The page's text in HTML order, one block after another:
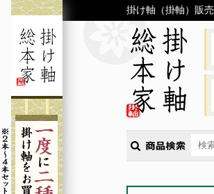
掛け軸（掛軸）販